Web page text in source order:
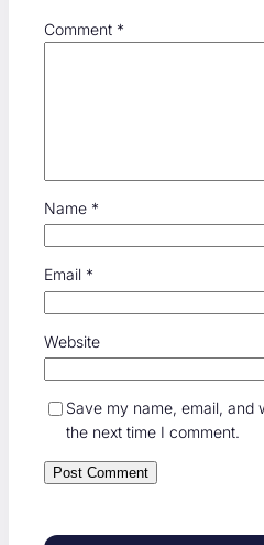
Comment *
Name *
Email *
Website
Save my name, email, and
the next time I comment.